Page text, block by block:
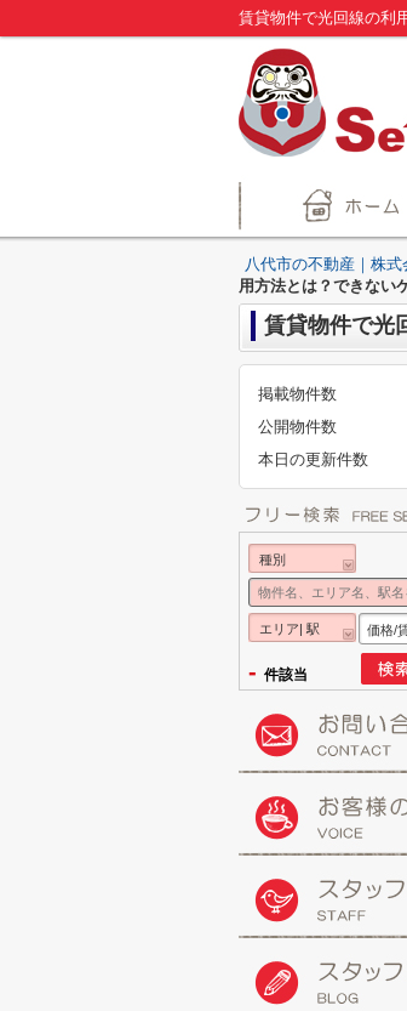
賃貸物件で光回線の利
八代市の不動産｜株式
用方法とは？できない
賃貸物件で光
掲載物件数
公開物件数
本日の更新件数
種別
エリア| 駅 価格/
- 件該当